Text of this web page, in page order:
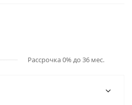
Рассрочка 0% до 36 мес.